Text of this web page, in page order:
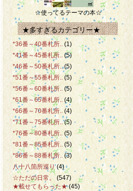
☆使ってるテーマの本☆
★多すぎるカテゴリー★
*36番～40番札所.. (1)
*41番～45番札所..(5)
*46番～50番札所..(5)
*51番～55番札所..(5)
*56番～60番札所.. (5)
*61番～65番札所..(4)
*66番～70番札所..(4)
*71番～75番札所..(5)
*76番～80番札所..(5)
*81番～85番札所.. (5)
*86番～88番札所..(3)
八十八箇所巡り(4)
☆ただの日常。(547)
★載せてもらった★(45)